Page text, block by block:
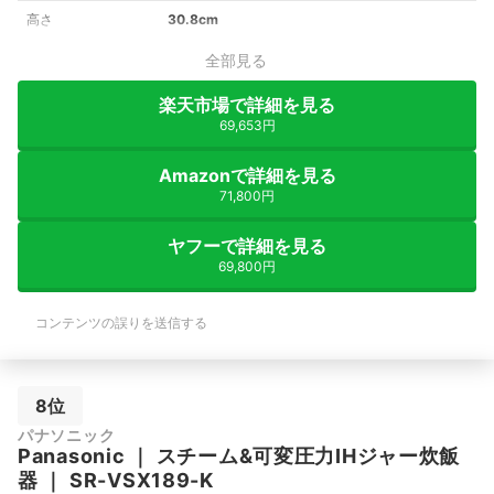
高さ 30.8cm
全部見る
楽天市場で詳細を見る
69,653円
Amazonで詳細を見る
71,800円
ヤフーで詳細を見る
69,800円
コンテンツの誤りを送信する
8位
パナソニック
Panasonic
スチーム&可変圧力IHジャー炊飯
器
SR-VSX189-K